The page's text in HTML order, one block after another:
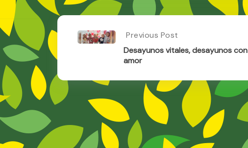
Post
navigation
Previous
Post:
Desayunos
Desayunos
Amor
Previous Post
Desayunos vitales, desayunos con
amor